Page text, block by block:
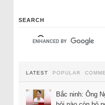
SEARCH
LATEST POPULAR
Bắc ninh: Ông